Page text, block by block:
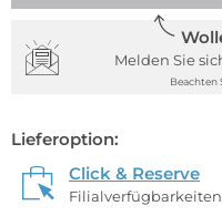
Melden Sie
Beachten
Lieferoption:
Click & Reserve